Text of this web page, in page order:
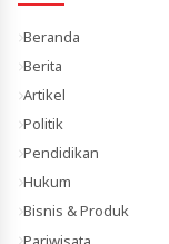
Beranda
Berita
Artikel
Politik
Pendidikan
Hukum
Bisnis & Produk